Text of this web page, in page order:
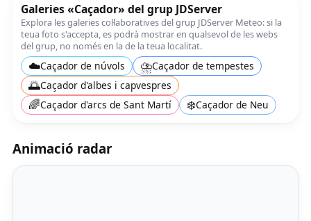
Galeries «Caçador» del grup JDServer
Explora les galeries col·laboratives del grup JDServer Meteo: si la
teua foto s'accepta, es podrà mostrar en qualsevol de les webs
del grup, no només en la de la teua localitat.
☁️Caçador de núvols ⛈️Caçador de tempestes
🌅Caçador d'albes i capvespres
🌈Caçador d'arcs de Sant Martí ❄️Caçador de Neu
Animació radar